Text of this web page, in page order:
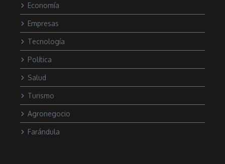
Economía
Empresas
Tecnología
Política
Salud
Turismo
Agronegocio
Farándula